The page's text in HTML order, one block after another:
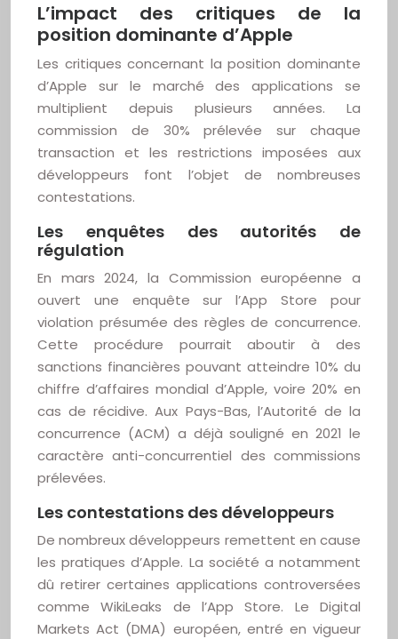
L’impact des critiques de la
position dominante d’Apple
Les critiques concernant la position dominante
d’Apple sur le marché des applications se
multiplient depuis plusieurs années. La
commission de 30% prélevée sur chaque
transaction et les restrictions imposées aux
développeurs font l’objet de nombreuses
contestations.
Les enquêtes des autorités de
régulation
En mars 2024, la Commission européenne a
ouvert une enquête sur l’App Store pour
violation présumée des règles de concurrence.
Cette procédure pourrait aboutir à des
sanctions financières pouvant atteindre 10% du
chiffre d’affaires mondial d’Apple, voire 20% en
cas de récidive. Aux Pays-Bas, l’Autorité de la
concurrence (ACM) a déjà souligné en 2021 le
caractère anti-concurrentiel des commissions
prélevées.
Les contestations des développeurs
De nombreux développeurs remettent en cause
les pratiques d’Apple. La société a notamment
dû retirer certaines applications controversées
comme WikiLeaks de l’App Store. Le Digital
Markets Act (DMA) européen, entré en vigueur